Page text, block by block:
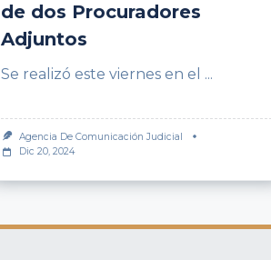
de dos Procuradores
Adjuntos
Se realizó este viernes en el ...
Agencia De Comunicación Judicial
Dic 20, 2024